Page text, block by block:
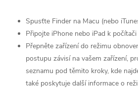
Spusťte Finder na Macu (nebo
Připojte iPhone nebo iPad k
Přepněte zařízení do režimu
postupu závisí na vašem zařízení,
seznamu pod těmito kroky, kde
také poskytuje další informace o